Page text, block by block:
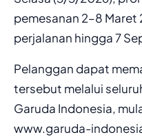
pemesanan 2–8
perjalanan hingga 7
Pelanggan dapat
tersebut melalui
Garuda Indonesia,
www.garuda-